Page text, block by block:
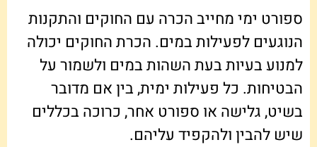
ספורט ימי מחייב הכרה עם החוקים והתקנות
הנוגעים לפעילות במים. הכרת החוקים יכולה
למנוע בעיות בעת השהות במים ולשמור על
הבטיחות. כל פעילות ימית, בין אם מדובר
בשיט, גלישה או ספורט אחר, כרוכה בכללים
שיש להבין ולהקפיד עליהם.